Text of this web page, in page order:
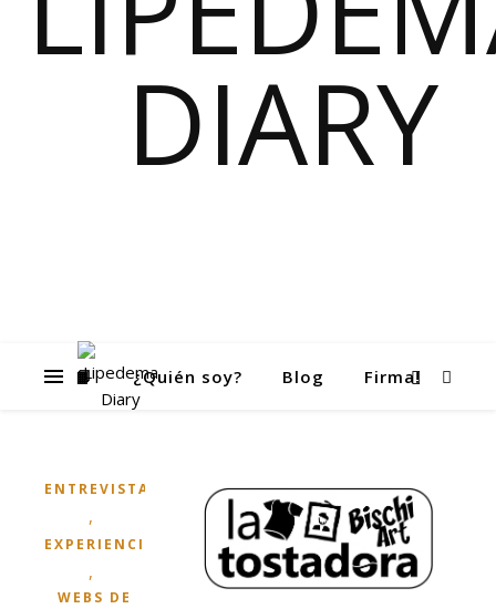
📙 ¿Quién soy? Blog Firma!
ENTREVISTAS
,
EXPERIENCIAS
,
WEBS DE